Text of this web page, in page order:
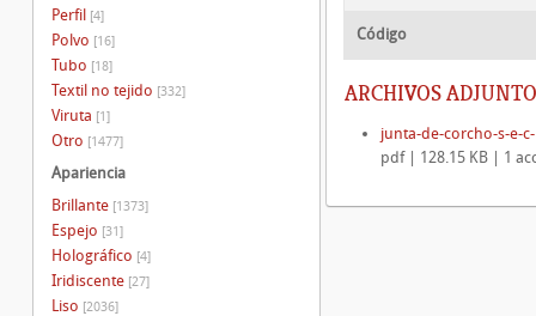
Código
ARCHIVOS
junta-de-corcho-s-e-
pdf | 128.15 KB | 1
Perfil [4]
Polvo [16]
Tubo [18]
Textil no tejido [332]
Viruta [1]
Otro [1477]
Apariencia
Brillante [1373]
Espejo [31]
Holográfico [4]
Iridiscente [27]
Liso [2036]